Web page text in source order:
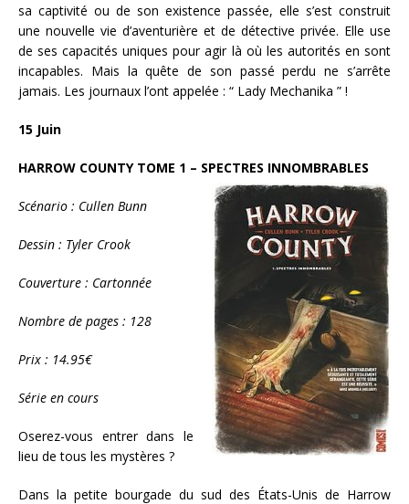
sa captivité ou de son existence passée, elle s’est construit
une nouvelle vie d’aventurière et de détective privée. Elle use
de ses capacités uniques pour agir là où les autorités en sont
incapables. Mais la quête de son passé perdu ne s’arrête
jamais. Les journaux l’ont appelée : “ Lady Mechanika ” !
15 Juin
HARROW COUNTY TOME 1 – SPECTRES INNOMBRABLES
Scénario : Cullen Bunn
Dessin : Tyler Crook
Couverture : Cartonnée
Nombre de pages : 128
Prix : 14.95€
Série en cours
Oserez-vous entrer dans le
lieu de tous les mystères ?
Dans la petite bourgade du sud des États-Unis de Harrow